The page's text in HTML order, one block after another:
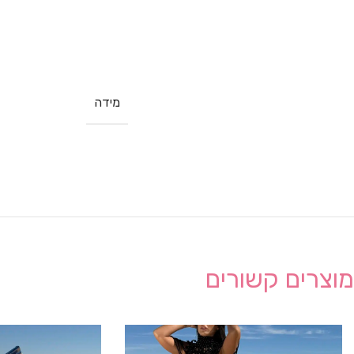
מידה
מוצרים קשורים